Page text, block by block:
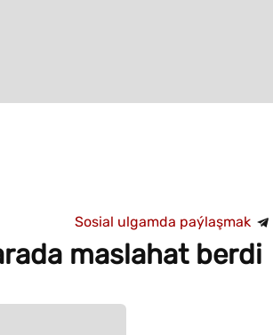
Sosial ulgamda paýlaşmak
maslahat berdi